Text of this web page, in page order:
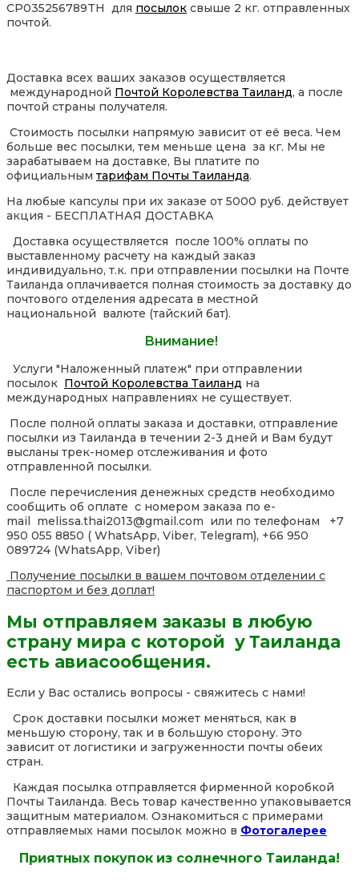
CP035256789TH для посылок свыше 2 кг. отправленных
почтой.
Доставка всех ваших заказов осуществляется
международной Почтой Королевства Таиланд, а после
почтой страны получателя.
Стоимость посылки напрямую зависит от её веса. Чем
больше вес посылки, тем меньше цена за кг. Мы не
зарабатываем на доставке, Вы платите по
официальным тарифам Почты Таиланда.
На любые капсулы при их заказе от 5000 руб. действует
акция - БЕСПЛАТНАЯ ДОСТАВКА
Доставка осуществляется после 100% оплаты по
выставленному расчету на каждый заказ
индивидуально, т.к. при отправлении посылки на Почте
Таиланда оплачивается полная стоимость за доставку до
почтового отделения адресата в местной
национальной валюте (тайский бат).
Внимание!
Услуги "Наложенный платеж" при отправлении
посылок Почтой Королевства Таиланд на
международных направлениях не существует.
После полной оплаты заказа и доставки, отправление
посылки из Таиланда в течении 2-3 дней и Вам будут
высланы трек-номер отслеживания и фото
отправленной посылки.
После перечисления денежных средств необходимо
сообщить об оплате с номером заказа по e-
mail melissa.thai2013@gmail.com или по телефонам +7
950 055 8850 ( WhatsApp, Viber, Telegram), +66 950
089724 (WhatsApp, Viber)
Получение посылки в вашем почтовом отделении с
паспортом и без доплат!
Мы отправляем заказы в любую
страну мира с которой у Таиланда
есть авиасообщения.
Если у Вас остались вопросы - свяжитесь с нами!
Срок доставки посылки может меняться, как в
меньшую сторону, так и в большую сторону. Это
зависит от логистики и загруженности почты обеих
стран.
Каждая посылка отправляется фирменной коробкой
Почты Таиланда. Весь товар качественно упаковывается
защитным материалом. Ознакомиться с примерами
отправляемых нами посылок можно в Фотогалерее
Приятных покупок из солнечного Таиланда!